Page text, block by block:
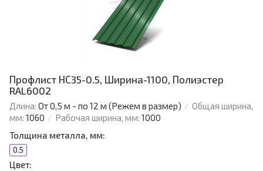
Профлист НС35-0.5, Ширина-1100, Полиэстер
RAL6002
Длина: От 0,5 м - по 12 м (Режем в размер)
Общая ширина,
мм: 1060 Рабочая ширина, мм: 1000
Толщина металла, мм:
0.5
Цвет: